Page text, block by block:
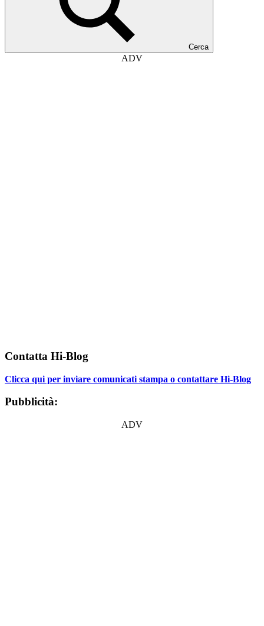
Cerca
ADV
Contatta Hi-Blog
Clicca qui per inviare comunicati stampa o contattare Hi-Blog
Pubblicità:
ADV